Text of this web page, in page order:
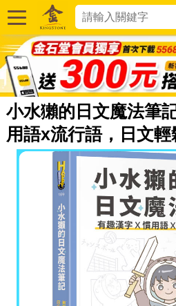
小水獺的日文魔法筆
用語x流行語，日文輕